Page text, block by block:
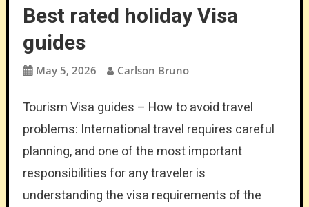
Best rated holiday Visa
guides
May 5, 2026 Carlson Bruno
Tourism Visa guides – How to avoid travel
problems: International travel requires careful
planning, and one of the most important
responsibilities for any traveler is
understanding the visa requirements of the